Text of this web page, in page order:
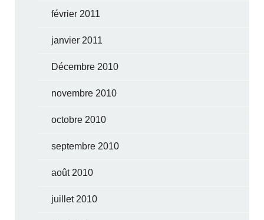
février 2011
janvier 2011
Décembre 2010
novembre 2010
octobre 2010
septembre 2010
août 2010
juillet 2010